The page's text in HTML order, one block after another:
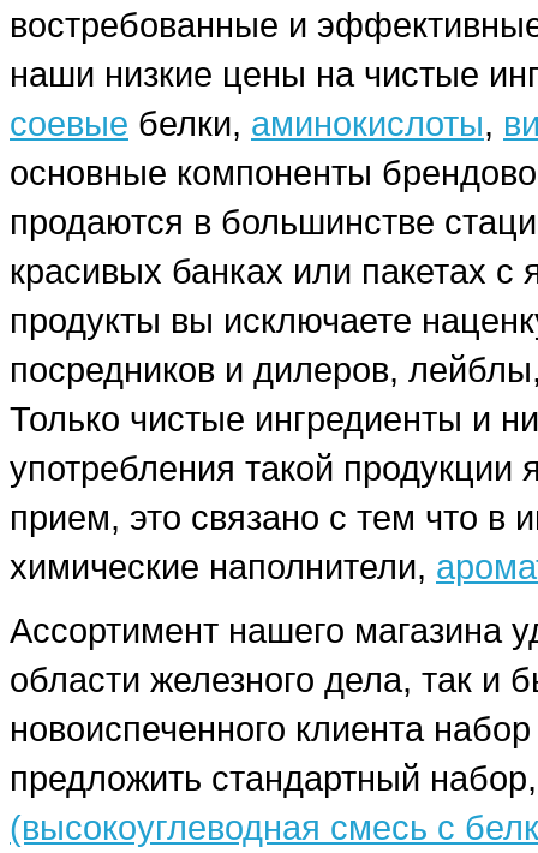
востребованные и
наши низкие цены на чистые
соевые белки, аминокислоты,
основные компоненты
продаются в большинстве
красивых банках или пакетах
продукты вы исключаете
посредников и дилеров,
Только чистые ингредиенты и
употребления такой продукции
прием, это связано с тем что в
химические наполнители,
Ассортимент нашего магазина
области железного дела, так и
новоиспеченного клиента
предложить стандартный
(высокоуглеводная смесь с